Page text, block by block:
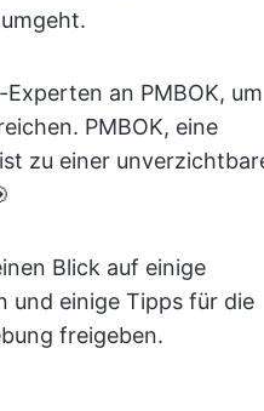
an PMBOK, um
PMBOK, eine
zu einer
Blick auf einige
und einige Tipps für die
freigeben.